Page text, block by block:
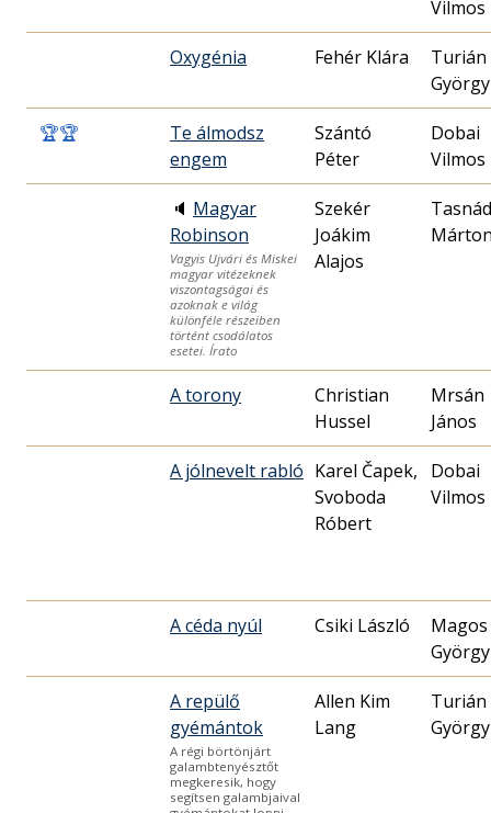
Vilmos
Oxygénia Fehér Klára
Turián
György
🏆🏆
Te álmodsz
engem
Szántó
Péter
Dobai
Vilmos
🔈 Magyar
Robinson
Vagyis Ujvári és Miskei
magyar vitézeknek
viszontagságai és
azoknak e világ
különféle részeiben
történt csodálatos
esetei. Írato
Szekér
Joákim
Alajos
A torony
Christian
Hussel
Mrsán
János
A jólnevelt rabló Karel Čapek,
Svoboda
Róbert
Dobai
Vilmos
A céda nyúl Csiki László
Magos
György
A repülő
gyémántok
A régi börtönjárt
galambtenyésztőt
megkeresik, hogy
segítsen galambjaival
Allen Kim
Lang
Turián
György